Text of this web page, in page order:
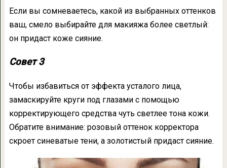
Если вы сомневаетесь, какой из выбранных оттенков
ваш, смело выбирайте для макияжа более светлый:
он придаст коже сияние.
Совет 3
Чтобы избавиться от эффекта усталого лица,
замаскируйте круги под глазами с помощью
корректирующего средства чуть светлее тона кожи.
Обратите внимание: розовый оттенок корректора
скроет синеватые тени, а золотистый придаст сияние.